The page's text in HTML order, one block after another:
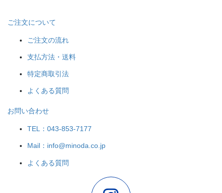
ご注文について
ご注文の流れ
支払方法・送料
特定商取引法
よくある質問
お問い合わせ
TEL：043-853-7177
Mail：info@minoda.co.jp
よくある質問